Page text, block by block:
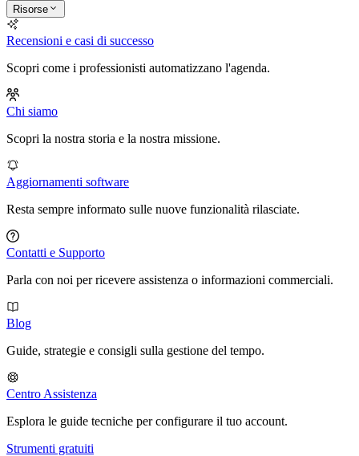
Risorse
Recensioni e casi di successo
Scopri come i professionisti automatizzano l'agenda.
Chi siamo
Scopri la nostra storia e la nostra missione.
Aggiornamenti software
Resta sempre informato sulle nuove funzionalità rilasciate.
Contatti e Supporto
Parla con noi per ricevere assistenza o informazioni commerciali.
Blog
Guide, strategie e consigli sulla gestione del tempo.
Centro Assistenza
Esplora le guide tecniche per configurare il tuo account.
Strumenti gratuiti